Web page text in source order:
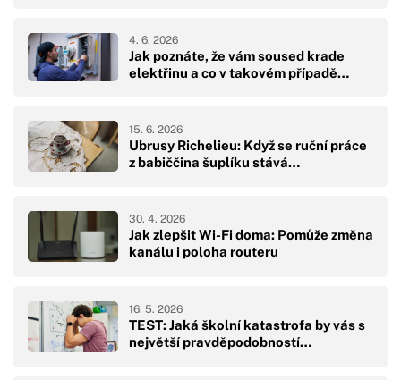
Jak poznáte, že vám soused krade
elektřinu a co v takovém případě…
4. 6. 2026
Ubrusy Richelieu: Když se ruční práce
z babiččina šuplíku stává…
15. 6. 2026
Jak zlepšit Wi-Fi doma: Pomůže změna
kanálu i poloha routeru
30. 4. 2026
TEST: Jaká školní katastrofa by vás s
největší pravděpodobností…
16. 5. 2026